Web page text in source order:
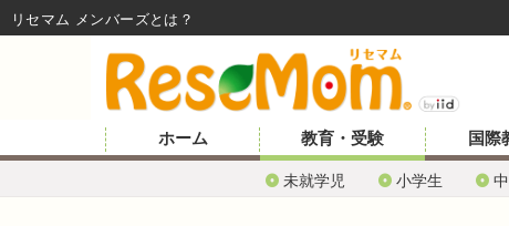
ホーム 教育・受験
未就学児 小学生
国際
リセマム メンバーズ